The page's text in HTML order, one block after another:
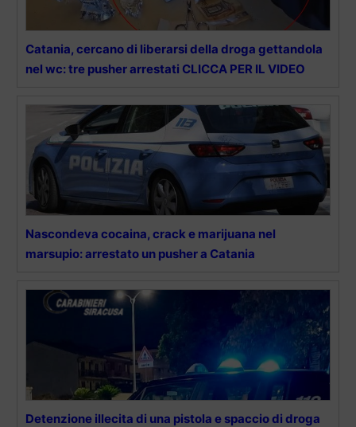
Catania, cercano di liberarsi della droga gettandola
nel wc: tre pusher arrestati CLICCA PER IL VIDEO
Nascondeva cocaina, crack e marijuana nel
marsupio: arrestato un pusher a Catania
Detenzione illecita di una pistola e spaccio di droga